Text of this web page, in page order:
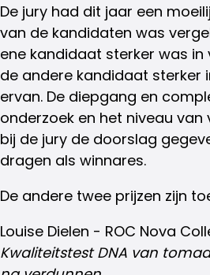
De jury had dit jaar een
van de kandidaten was
ene kandidaat sterker was
de andere kandidaat sterker
ervan. De diepgang en
onderzoek en het niveau
bij de jury de doorslag
dragen als winnares.
De andere twee prijzen zijn
Louise Dielen - ROC Nova
Kwaliteitstest DNA van